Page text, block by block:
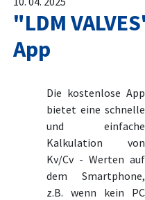
"LDM
App
Die kostenlose App
bietet eine schnelle
und einfache
Kalkulation von
Kv/Cv - Werten auf
dem Smartphone,
z.B. wenn kein PC